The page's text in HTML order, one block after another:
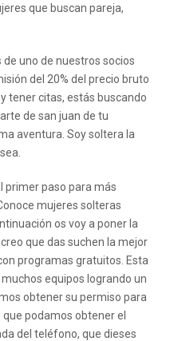
que buscan pareja,
de uno de nuestros socios
del 20% del precio bruto
tener citas, estás buscando
de san juan de tu
aventura. Soy soltera la
primer paso para más
mujeres solteras
os voy a poner la
que das suchen la mejor
programas gratuitos. Esta
equipos logrando un
obtener su permiso para
podamos obtener el
del teléfono, que dieses